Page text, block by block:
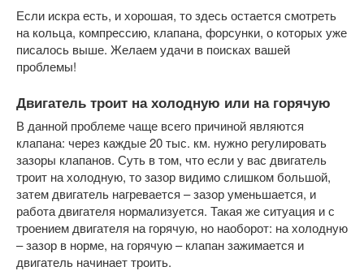
Если искра есть, и хорошая, то здесь остается смотреть
на кольца, компрессию, клапана, форсунки, о которых уже
писалось выше. Желаем удачи в поисках вашей
проблемы!
Двигатель троит на холодную или на горячую
В данной проблеме чаще всего причиной являются
клапана: через каждые 20 тыс. км. нужно регулировать
зазоры клапанов. Суть в том, что если у вас двигатель
троит на холодную, то зазор видимо слишком большой,
затем двигатель нагревается – зазор уменьшается, и
работа двигателя нормализуется. Такая же ситуация и с
троением двигателя на горячую, но наоборот: на холодную
– зазор в норме, на горячую – клапан зажимается и
двигатель начинает троить.